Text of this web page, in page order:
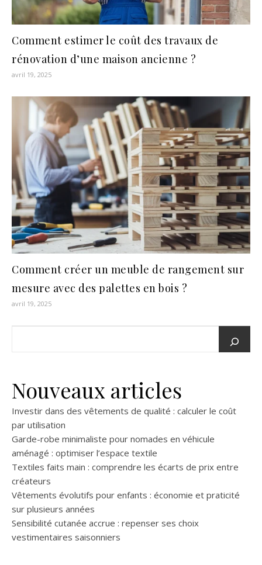
Comment estimer le coût des travaux de
rénovation d’une maison ancienne ?
avril 19, 2025
Comment créer un meuble de rangement sur
mesure avec des palettes en bois ?
avril 19, 2025
Nouveaux articles
Investir dans des vêtements de qualité : calculer le coût
par utilisation
Garde-robe minimaliste pour nomades en véhicule
aménagé : optimiser l’espace textile
Textiles faits main : comprendre les écarts de prix entre
créateurs
Vêtements évolutifs pour enfants : économie et praticité
sur plusieurs années
Sensibilité cutanée accrue : repenser ses choix
vestimentaires saisonniers